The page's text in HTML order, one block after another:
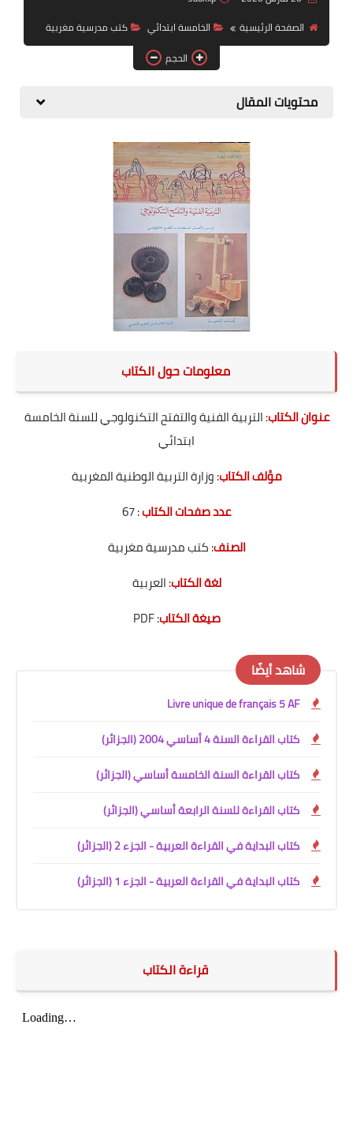
الصفحة الرئيسية
الخامسة ابتدائي
كتب مدرسية مغربية
الحجم
محتويات المقال
معلومات حول الكتاب
عنوان الكتاب: التربية الفنية والتفتح التكنولوجي للسنة الخامسة
ابتدائي
مؤلف الكتاب: وزارة التربية الوطنية المغربية
عدد صفحات الكتاب: 67
الصنف: كتب مدرسية مغربية
لغة الكتاب: العربية
صيغة الكتاب: PDF
شاهد أيضًا
Livre unique de français 5 AF
كتاب القراءة السنة 4 أساسي 2004 (الجزائر)
كتاب القراءة السنة الخامسة أساسي (الجزائر)
كتاب القراءة للسنة الرابعة أساسي (الجزائر)
كتاب البداية في القراءة العربية - الجزء 2 (الجزائر)
كتاب البداية في القراءة العربية - الجزء 1 (الجزائر)
قراءة الكتاب